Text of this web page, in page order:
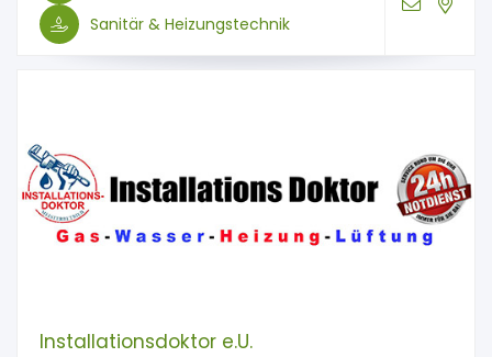
Sanitär & Heizungstechnik
Installationsdoktor e.U.